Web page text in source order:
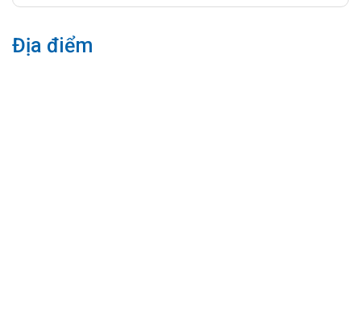
Địa điểm